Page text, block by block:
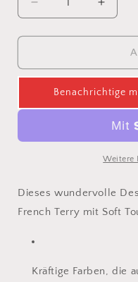
Verringere
die
Menge
Denim
mustard
French
Terry
Erhöhe
die
Menge
Denim
Terry
Benachrichtige
Weitere
Dieses wundervolle
French Terry mit Soft
Kräftige Farben, die